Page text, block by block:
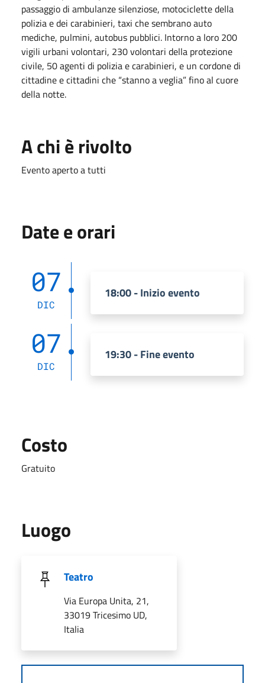
passaggio di ambulanze silenziose, motociclette della
polizia e dei carabinieri, taxi che sembrano auto
mediche, pulmini, autobus pubblici. Intorno a loro 200
vigili urbani volontari, 230 volontari della protezione
civile, 50 agenti di polizia e carabinieri, e un cordone di
cittadine e cittadini che “stanno a veglia” fino al cuore
della notte.
A chi è rivolto
Evento aperto a tutti
Date e orari
07
DIC
18:00 - Inizio evento
07
DIC
19:30 - Fine evento
Costo
Gratuito
Luogo
Teatro
Via Europa Unita, 21,
33019 Tricesimo UD,
Italia